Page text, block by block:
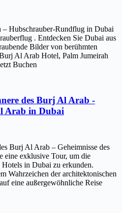
Hubschrauber-Rundflug in Dubai
. Entdecken Sie Dubai aus
Bilder von berühmten
Al Arab Hotel, Palm Jumeirah
Buchen
des Burj Al Arab -
Arab in Dubai
Burj Al Arab – Geheimnisse des
exklusive Tour, um die
in Dubai zu erkunden.
Wahrzeichen der architektonischen
eine außergewöhnliche Reise